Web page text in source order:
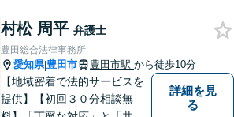
添い，「この地域」の方々の
悩みに対して一緒に解決を目
指したいと思います。お待ち
しております。
村松 周平 弁護士
豊田総合法律事務所
愛知県|豊田市 豊田市駅 から徒歩10分
【地域密着で法的サービスを
提供】【初回３０分相談無
詳細を見
る